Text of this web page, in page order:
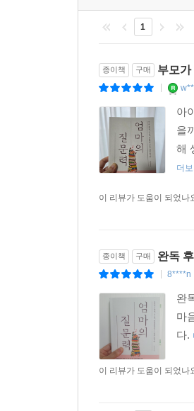
1
종이책 구매 부모
아
을
해
더보
이 리뷰가 도움이 되었나
종이책 구매 완독
8****n
완
마
다.
이 리뷰가 도움이 되었나